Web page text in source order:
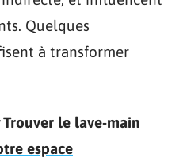
Quelques
à transformer
Trouver le lave-main
espace